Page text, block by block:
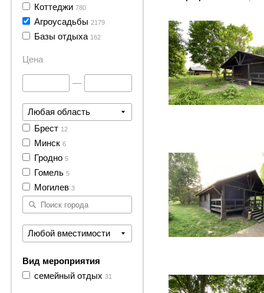
Коттеджи 780
Агроусадьбы 2179
Базы отдыха 162
Цена
—
Любая область
Брест 12
Минск 6
Гродно 5
Гомель 5
Могилев 3
Любой вместимости
Вид мероприятия
семейный отдых 31
18 фото